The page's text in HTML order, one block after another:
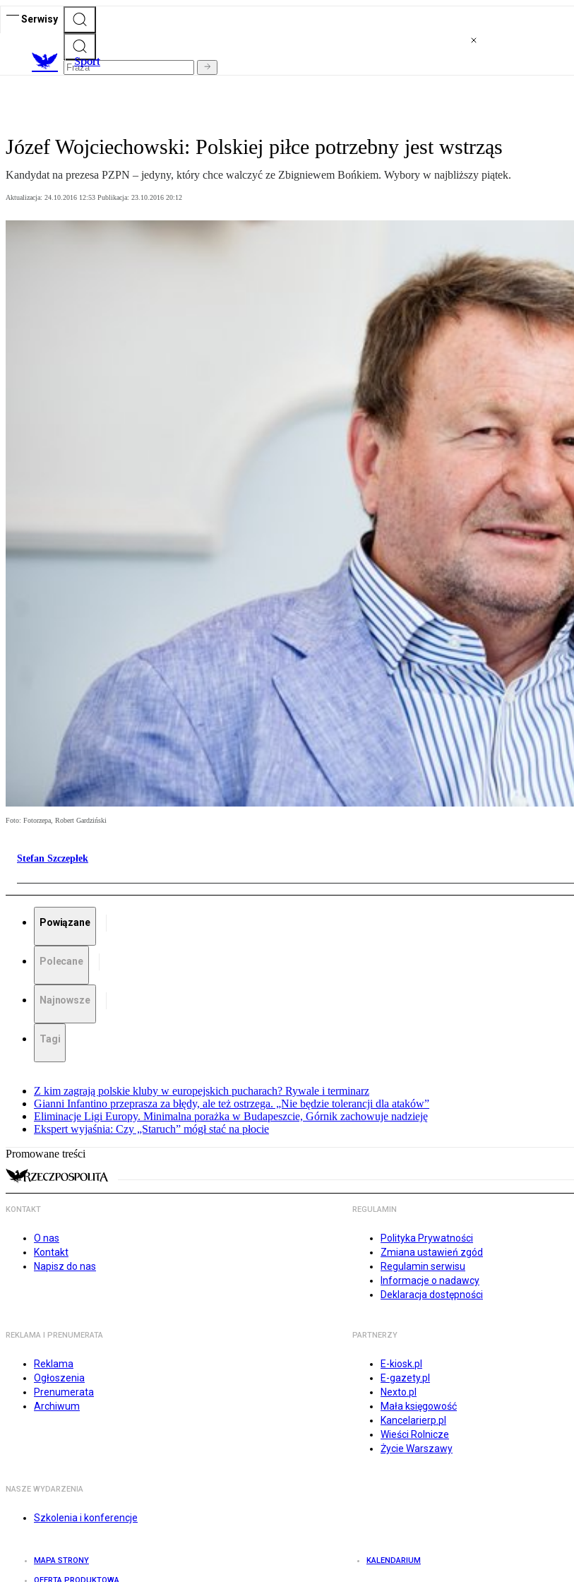
Serwisy
Sport
Józef Wojciechowski: Polskiej piłce potrzebny jest wstrząs
Kandydat na prezesa PZPN – jedyny, który chce walczyć ze Zbigniewem Bońkiem. Wybory w najbliższy piątek.
Aktualizacja: 24.10.2016 12:53 Publikacja: 23.10.2016 20:12
Foto: Fotorzepa, Robert Gardziński
Stefan Szczepłek
Powiązane
Polecane
Najnowsze
Tagi
Z kim zagrają polskie kluby w europejskich pucharach? Rywale i terminarz
Gianni Infantino przeprasza za błędy, ale też ostrzega. „Nie będzie tolerancji dla ataków”
Eliminacje Ligi Europy. Minimalna porażka w Budapeszcie, Górnik zachowuje nadzieję
Ekspert wyjaśnia: Czy „Staruch” mógł stać na płocie
Promowane treści
KONTAKT
O nas
Kontakt
Napisz do nas
REGULAMIN
Polityka Prywatności
Zmiana ustawień zgód
Regulamin serwisu
Informacje o nadawcy
Deklaracja dostępności
REKLAMA I PRENUMERATA
Reklama
Ogłoszenia
Prenumerata
Archiwum
PARTNERZY
E-kiosk.pl
E-gazety.pl
Nexto.pl
Mała księgowość
Kancelarierp.pl
Wieści Rolnicze
Życie Warszawy
NASZE WYDARZENIA
Szkolenia i konferencje
MAPA STRONY KALENDARIUM